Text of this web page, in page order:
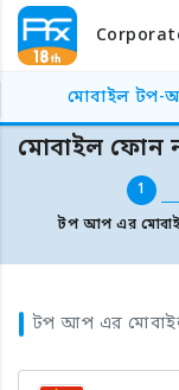
মোবাইল টপ-
বিদেশের মোবাইল টপ
মোবাইল ফোন
1
টপ আপ এর
টপ আপ এর